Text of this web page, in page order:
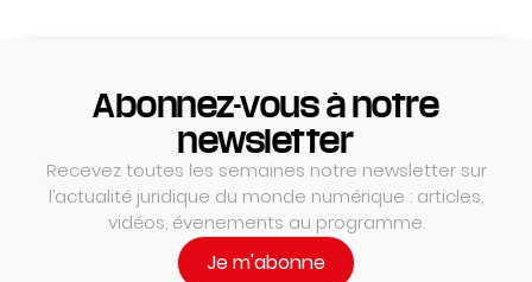
Abonnez-vous à notre
newsletter
Recevez toutes les semaines notre newsletter sur
l’actualité juridique du monde numérique : articles,
vidéos, évenements au programme.
Je m'abonne